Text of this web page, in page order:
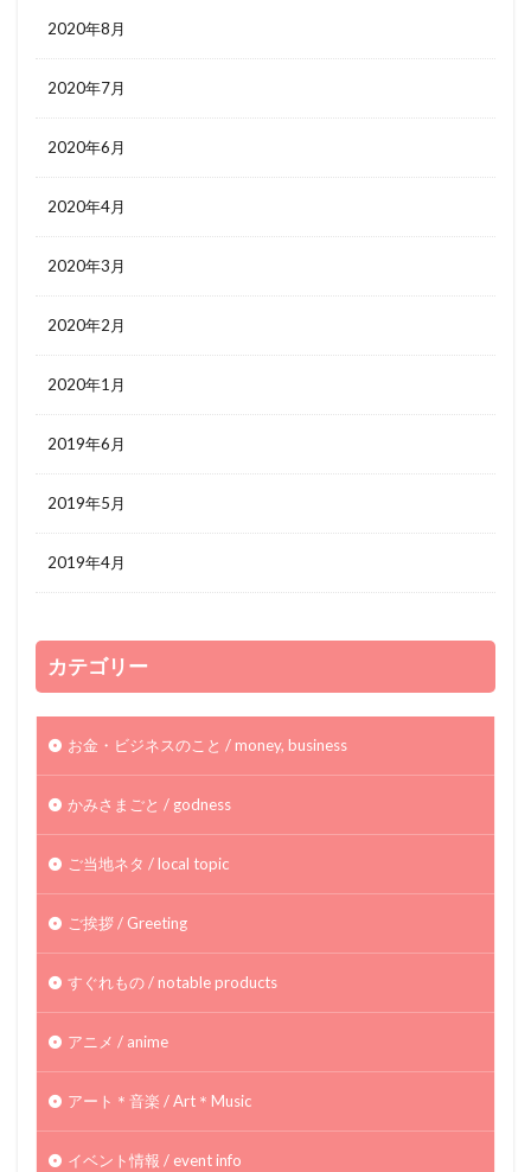
2020年8月
2020年7月
2020年6月
2020年4月
2020年3月
2020年2月
2020年1月
2019年6月
2019年5月
2019年4月
カテゴリー
お金・ビジネスのこと / money, business
かみさまごと / godness
ご当地ネタ / local topic
ご挨拶 / Greeting
すぐれもの / notable products
アニメ / anime
アート＊音楽 / Art＊Music
イベント情報 / event info